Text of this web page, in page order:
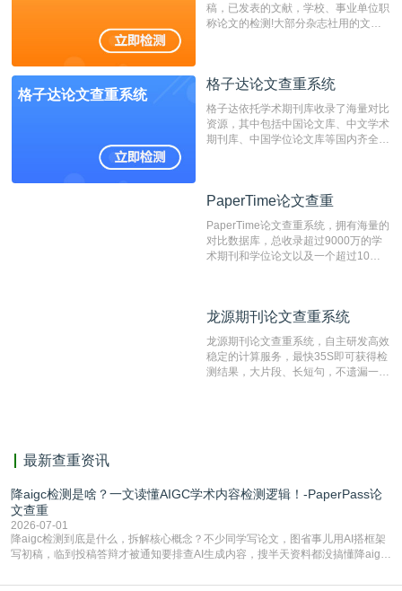
稿，已发表的文献，学校、事业单位职
称论文的检测!大部分杂志社用的文献
编辑部检测来稿和已发表的文献,检测
测时注意填写第一作者,才能排除已发
表文献复制比。（限制字符数1万）
格子达论文查重系统
格子达论文查重系统
格子达依托学术期刊库收录了海量对比
资源，其中包括中国论文库、中文学术
期刊库、中国学位论文库等国内齐全的
系统，可检测中文、英文两种语言的论
PaperTime论文查重
PaperTime论文查重系统，拥有海量的
对比数据库，总收录超过9000万的学
术期刊和学位论文以及一个超过10亿
对，利用指纹索引快速而精准地在云检
有相似的片段，该项技术检测速度快、
准确率高，市场反映良好。
龙源期刊论文查重系统
龙源期刊论文查重系统，自主研发高效
稳定的计算服务，最快35S即可获得检
测结果，大片段、长短句，不遗漏一处
最新查重资讯
降aigc检测是啥？一文读懂AIGC学术内容检测逻辑！-PaperPass论
文查重
2026-07-01
降aigc检测到底是什么，拆解核心概念？不少同学写论文，图省事儿用AI搭框架
写初稿，临到投稿答辩才被通知要排查AI生成内容，搜半天资料都没搞懂降aigc
怕是已经入行的科研人员，不少人也搞不清降aigc检测是啥，对相关要求摸不